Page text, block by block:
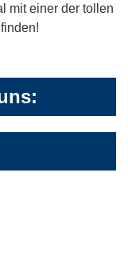
mit einer der tollen